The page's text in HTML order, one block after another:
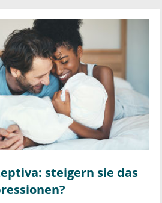
steigern sie das